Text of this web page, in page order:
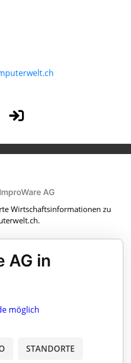
ImproWare AG
Wirtschaftsinformationen zu
AG in
möglich
STANDORTE